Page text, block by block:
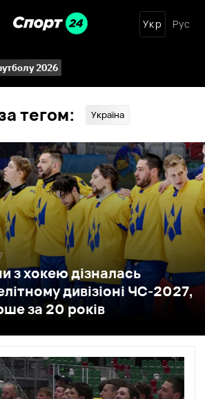
Укр Рус
2026
тегом: Україна
з хокею дізналась
дивізіоні ЧС-2027,
за 20 років